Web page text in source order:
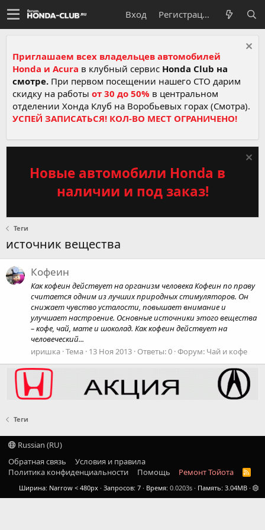
Вход Регистрация
Приглашаем всех владельцев автомобилей
Honda и Acura в клубный сервис Honda Club на
смотре. При первом посещении нашего СТО дарим
скидку на работы от 30 до 50% в центральном
отделении Хонда Клуб на Воробьевых горах (Смотра).
УСПЕЙ ЗАПИСАТЬСЯ! КОЛ-ВО МЕСТ ОГРАНИЧЕНО!
Новые автомобили Honda в
наличии и под заказ!
Теги
источник вещества
Кофеин
Как кофеин действует на организм человека Кофеин по праву
считается одним из лучших природных стимуляторов. Он
снижает чувство усталости, повышает внимание и
улучшает настроение. Основные источники этого вещества
– кофе, чай, мате и шоколад. Как кофеин действует на
человеческий...
иришка Тема 13 Ноя 2013 Ответы: 0 Форум: Чай и кофе
Теги
Russian (RU)
Обратная связь
Условия и правила
Политика конфиденциальности
Помощь Ремонт Тойота
R
S
S
Ширина Запросов 7 Время 0.0203s Память 3.04MB